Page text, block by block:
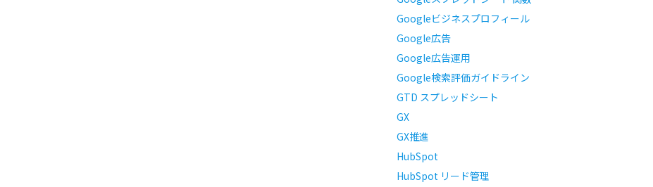
Googleビジネスプロフィール
Google広告
Google広告運用
Google検索評価ガイドライン
GTD スプレッドシート
GX
GX推進
HubSpot
HubSpot リード管理